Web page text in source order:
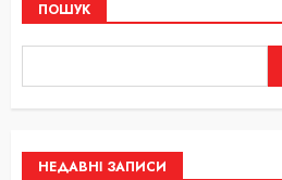
ПОШУК
НЕДАВНІ ЗАПИСИ